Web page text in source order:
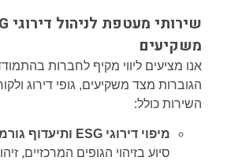
משקיעים
אנו מציעים ליווי מקיף לחברות
השירות כולל:
מיפוי דירוגי ESG ותיעדוף גורמים רלוונטיים
סיוע בזיהוי הגופים המרכזיים,